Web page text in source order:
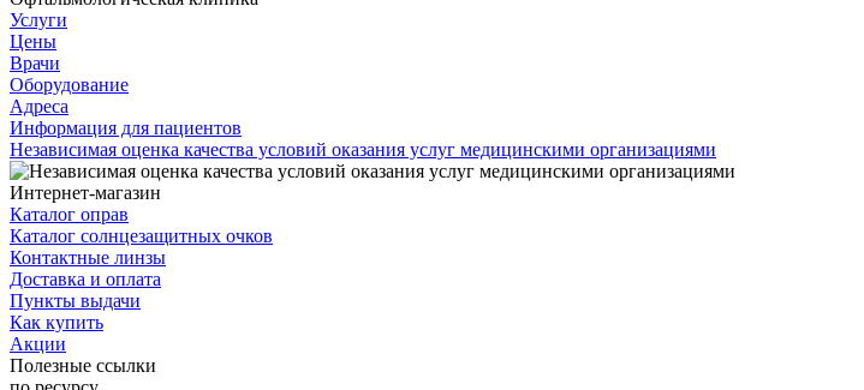
Услуги
Цены
Врачи
Оборудование
Адреса
Информация для пациентов
Независимая оценка качества условий оказания услуг медицинскими организациями
Интернет-магазин
Каталог оправ
Каталог солнцезащитных очков
Контактные линзы
Доставка и оплата
Пункты выдачи
Как купить
Акции
Полезные ссылки